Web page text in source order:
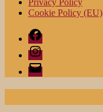
Privacy Policy
Cookie Policy (EU)
Facebook
Instagram
E-
post